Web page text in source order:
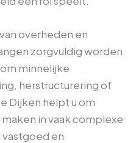
overheden en
zorgvuldig worden
minnelijke
herstructurering of
Dijken helpt u om
in vaak complexe
vastgoed en